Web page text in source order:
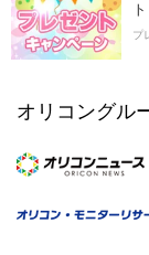
ト
プ
オリコングル